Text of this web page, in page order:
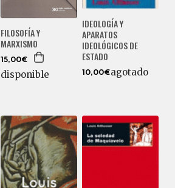
FILOSOFÍA Y
MARXISMO
15,00€
disponible
IDEOLOGÍA Y
APARATOS
IDEOLÓGICOS DE
ESTADO
10,00€agotado